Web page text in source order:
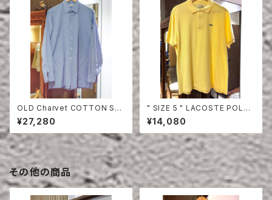
OLD Charvet COTTON SHI
RT
¥27,280
" SIZE 5 " LACOSTE POLO
SHIRT YELLOW
¥14,080
その他の商品